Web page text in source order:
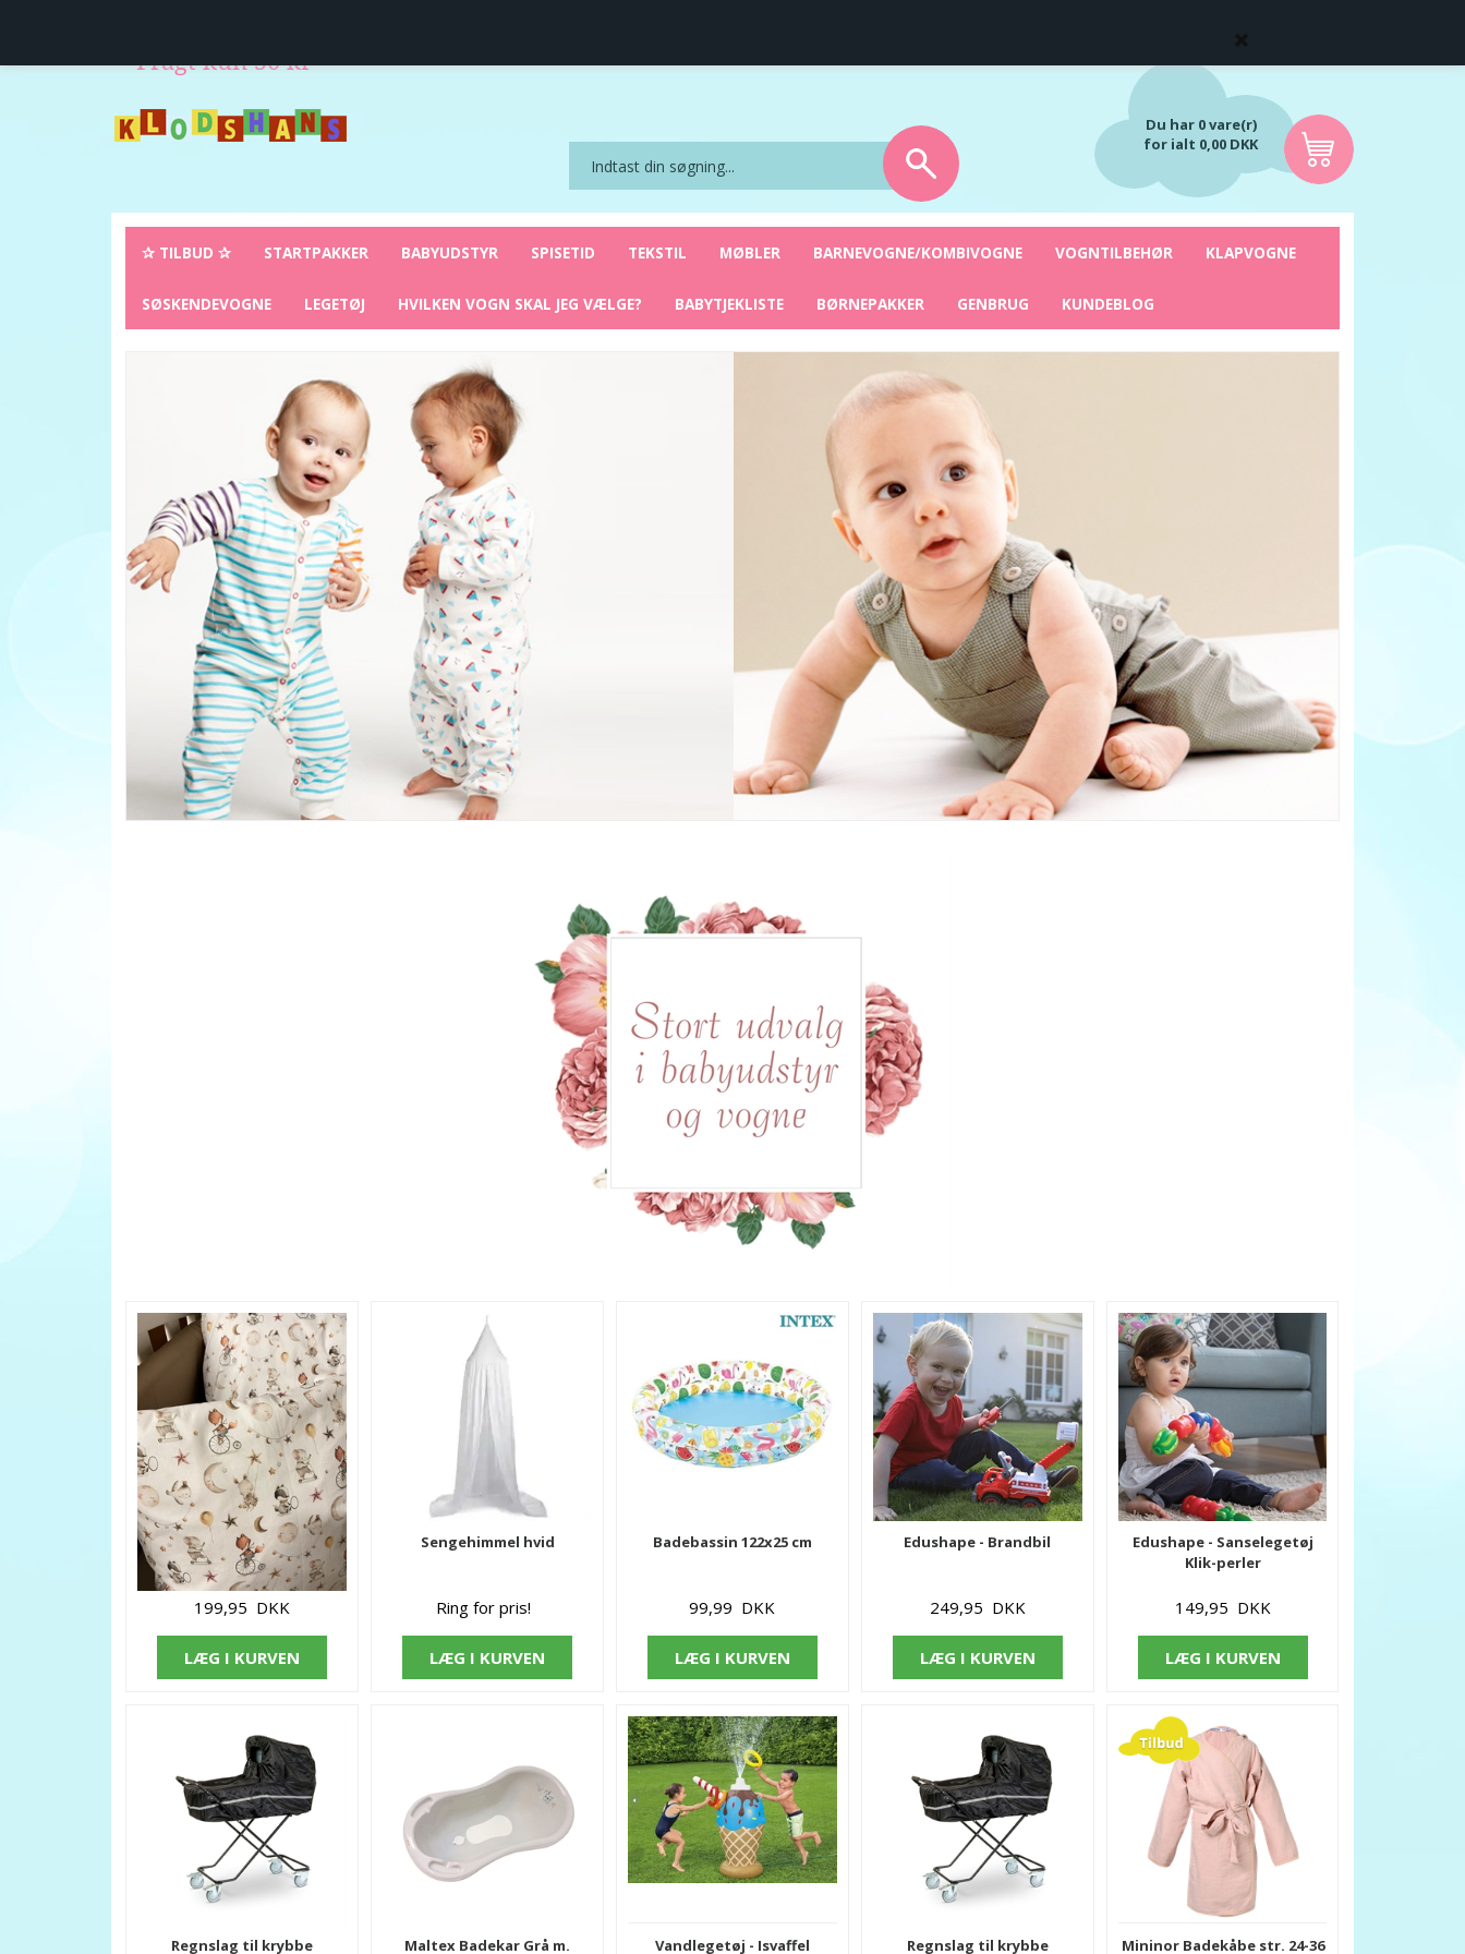
Fragt kun 50 kr
Du har 0 vare(r)
for ialt 0,00 DKK
✰ TILBUD ✰ STARTPAKKER BABYUDSTYR SPISETID TEKSTIL MØBLER BARNEVOGNE/KOMBIVOGNE VOGNTILBEHØR KLAPVOGNE
SØSKENDEVOGNE LEGETØJ HVILKEN VOGN SKAL JEG VÆLGE? BABYTJEKLISTE BØRNEPAKKER GENBRUG KUNDEBLOG
Baby Sengetøj - Nørgaard
Madsen
199,95 DKK
LÆG I KURVEN
Sengehimmel hvid
Ring for pris!
LÆG I KURVEN
Badebassin 122x25 cm
99,99 DKK
LÆG I KURVEN
Edushape - Brandbil
249,95 DKK
LÆG I KURVEN
Edushape - Sanselegetøj
Klik-perler
149,95 DKK
LÆG I KURVEN
Regnslag til krybbe Maltex Badekar Grå m. Vandlegetøj - Isvaffel Regnslag til krybbe Mininor Badekåbe str. 24-36